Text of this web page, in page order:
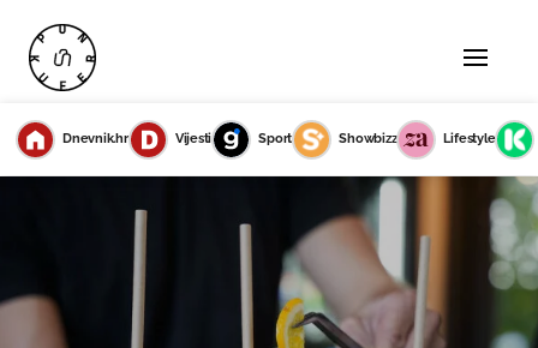
Dnevnik.hr Vijesti Sport Showbizz Lifestyle